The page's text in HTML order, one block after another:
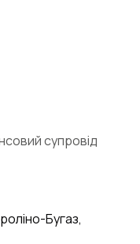
Бугаз,
супровід